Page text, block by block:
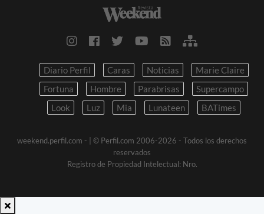
Diario Perfil Caras Noticias
Marie Claire
Fortuna
Hombre Parabrisas
Supercampo
Look
Luz Mia Lunateen BATimes
weekend.perfil.com -
| © Perfil.com 2006-2026 - Todos los derechos
reservados
Registro de Propiedad Intelectual: Nro.